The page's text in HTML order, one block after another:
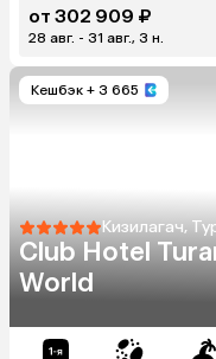
от 302 909 ₽
28 авг. - 31 авг., 3 н.
Кешбэк + 3 665
Кизилагач,
Club Hotel
World